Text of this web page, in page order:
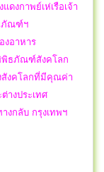
งกาพย์เห่เรือเจ้า
ภัณฑ์ฯ
งอาหาร
พิธภัณฑ์สังคโลก
สังคโลกที่มีคุณค่า
างประเทศ
งกลับ กรุงเทพฯ